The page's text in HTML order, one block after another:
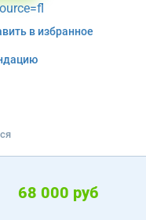
в избранное
68 000 руб